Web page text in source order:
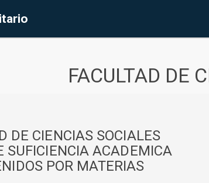
FACULTAD DE
DE CIENCIAS SOCIALES
SUFICIENCIA ACADEMICA
POR MATERIAS